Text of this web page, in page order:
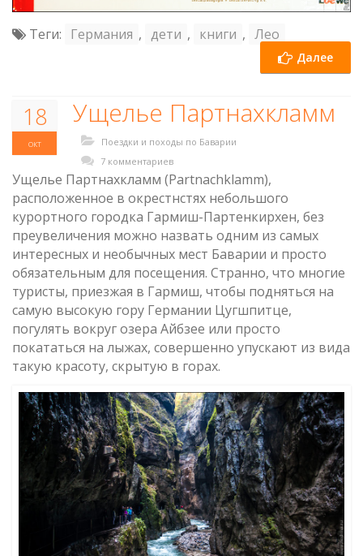
Теги: Германия , дети , книги , Лео
Далее
18
окт
Ущелье Партнахкламм
Поездки и походы по Баварии
7 комментариев
Ущелье Партнахкламм (Partnachklamm),
расположенное в окрестнстях небольшого
курортного городка Гармиш-Партенкирхен, без
преувеличения можно назвать одним из самых
интересных и необычных мест Баварии и просто
обязательным для посещения. Странно, что многие
туристы, приезжая в Гармиш, чтобы подняться на
самую высокую гору Германии Цугшпитце,
погулять вокруг озера Айбзее или просто
покататься на лыжах, совершенно упускают из вида
такую красоту, скрытую в горах.